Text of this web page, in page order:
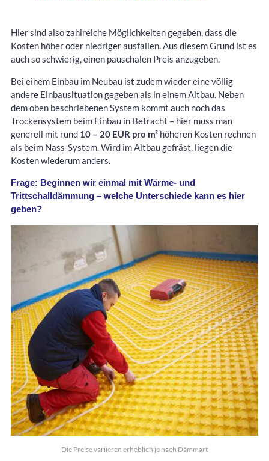
Hier sind also zahlreiche Möglichkeiten gegeben, dass die
Kosten höher oder niedriger ausfallen. Aus diesem Grund ist es
auch so schwierig, einen pauschalen Preis anzugeben.
Bei einem Einbau im Neubau ist zudem wieder eine völlig
andere Einbausituation gegeben als in einem Altbau. Neben
dem oben beschriebenen System kommt auch noch das
Trockensystem beim Einbau in Betracht – hier muss man
generell mit rund 10 – 20 EUR pro m² höheren Kosten rechnen
als beim Nass-System. Wird im Altbau gefräst, liegen die
Kosten wiederum anders.
Frage: Beginnen wir einmal mit Wärme- und
Trittschalldämmung – welche Unterschiede kann es hier
geben?
Die Preise variieren erheblich je nach Dämmart